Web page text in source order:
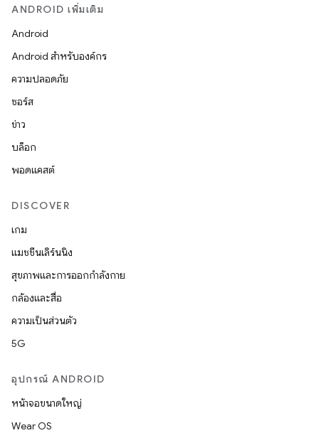
ANDROID เพิ่มเติม
Android
Android สำหรับองค์กร
ความปลอดภัย
ซอร์ส
ข่าว
บล็อก
พอดแคสต์
DISCOVER
เกม
แมชชีนเลิร์นนิง
สุขภาพและการออกกำลังกาย
กล้องและสื่อ
ความเป็นส่วนตัว
5G
อุปกรณ์ ANDROID
หน้าจอขนาดใหญ่
Wear OS